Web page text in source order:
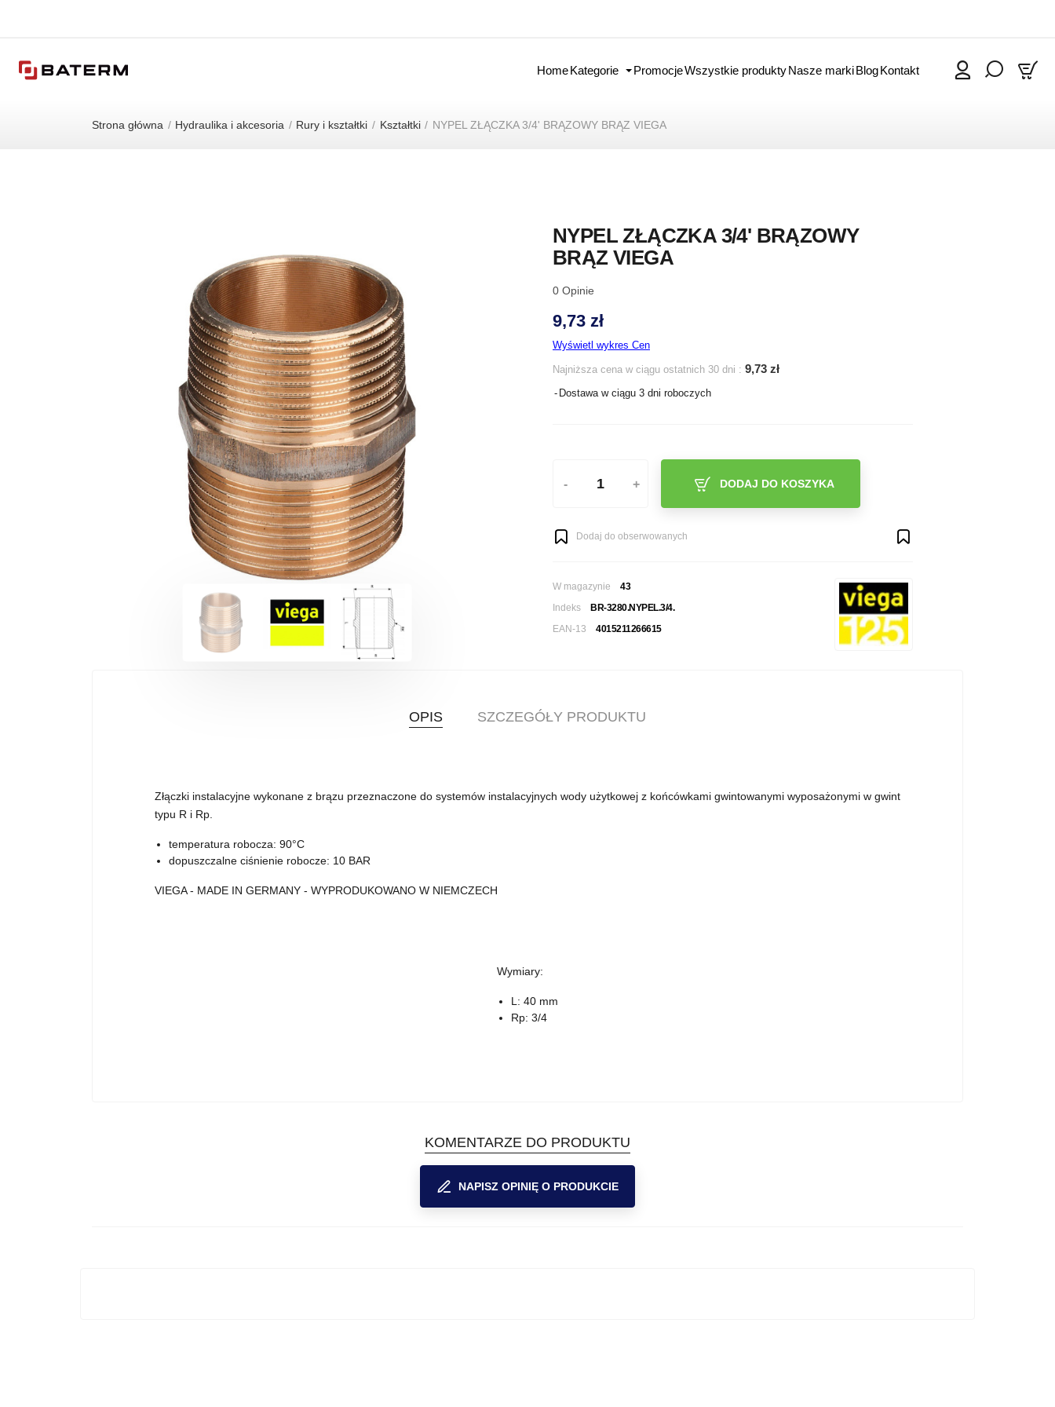
HomeKategorie PromocjeWszystkie produktyNasze markiBlogKontakt
Strona główna Hydraulika i akcesoria Rury i kształtki Kształtki NYPEL ZŁĄCZKA 3/4' BRĄZOWY BRĄZ VIEGA
NYPEL ZŁĄCZKA 3/4' BRĄZOWY
BRĄZ VIEGA
0 Opinie
9,73 zł
Wyświetl wykres Cen
Najniższa cena w ciągu ostatnich 30 dni : 9,73 zł
Dostawa w ciągu 3 dni roboczych
- + DODAJ DO KOSZYKA
Dodaj do obserwowanych
W magazynie
43
Indeks
BR-3280.NYPEL.3/4.
EAN-13
4015211266615
OPIS SZCZEGÓŁY PRODUKTU
Złączki instalacyjne wykonane z brązu przeznaczone do systemów instalacyjnych wody użytkowej z końcówkami gwintowanymi wyposażonymi w gwint
typu R i Rp.
temperatura robocza: 90°C
dopuszczalne ciśnienie robocze: 10 BAR
VIEGA - MADE IN GERMANY - WYPRODUKOWANO W NIEMCZECH
Wymiary:
L: 40 mm
Rp: 3/4
KOMENTARZE DO PRODUKTU
NAPISZ OPINIĘ O PRODUKCIE